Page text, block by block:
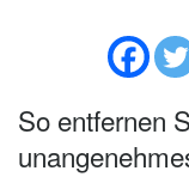
So entfernen